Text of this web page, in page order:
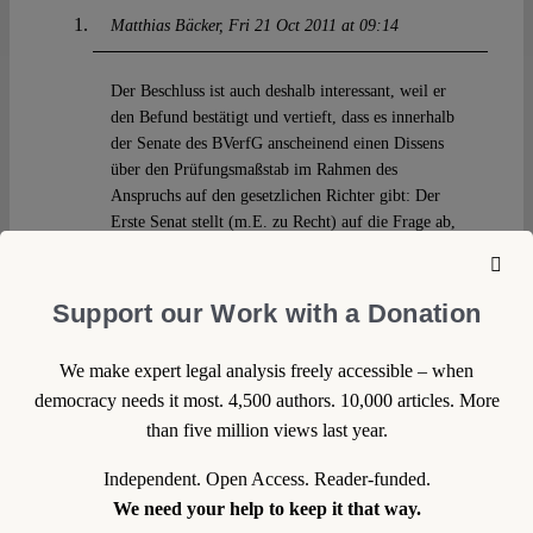
Matthias Bäcker Fri 21 Oct 2011 at 09:14
Reply
Der Beschluss ist auch deshalb interessant, weil er
den Befund bestätigt und vertieft, dass es innerhalb
der Senate des BVerfG anscheinend einen Dissens
über den Prüfungsmaßstab im Rahmen des
Anspruchs auf den gesetzlichen Richter gibt: Der
Erste Senat stellt (m.E. zu Recht) auf die Frage ab,
untersucht hingegen, ob die materiell
streitentscheidende Norm des Unionsrechts
unterstreicht hier Abs.-Nr. 14, wo ausdrücklich auf
die “Rechtsprechung des Zweiten Senats” verwiesen
Support our Work with a Donation
We make expert legal analysis freely accessible – when
democracy needs it most. 4,500 authors. 10,000 articles. More
than five million views last year.
Independent. Open Access. Reader-funded.
We need your help to keep it that way.